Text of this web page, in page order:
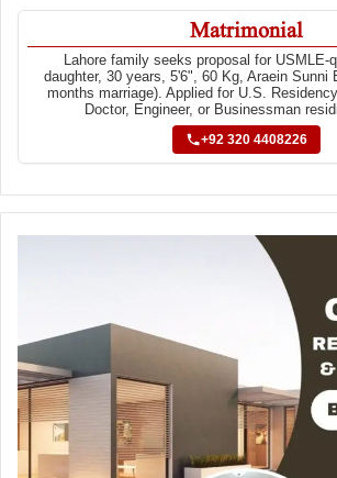
Matrimonial
Lahore family seeks proposal for USMLE-
daughter, 30 years, 5'6", 60 Kg, Araein Sunni
months marriage). Applied for U.S.
Doctor, Engineer, or Businessman
+92 320 4408226